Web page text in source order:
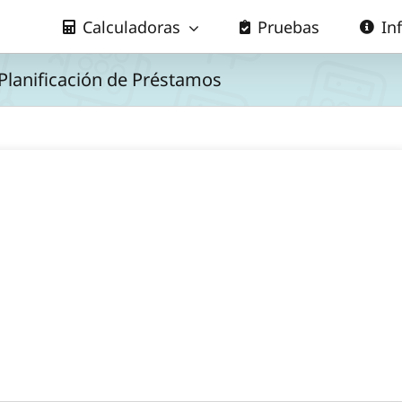
Calculadoras Pruebas
de Préstamos